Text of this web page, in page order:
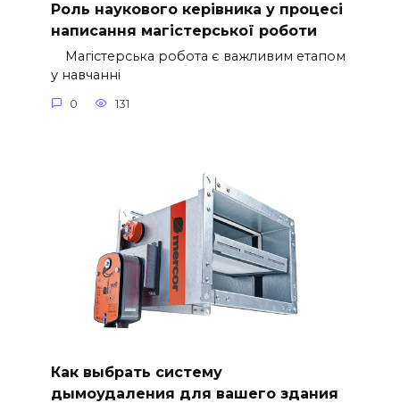
Роль наукового керівника у процесі
написання магістерської роботи
Магістерська робота є важливим етапом
у навчанні
0 131
Как выбрать систему
дымоудаления для вашего здания